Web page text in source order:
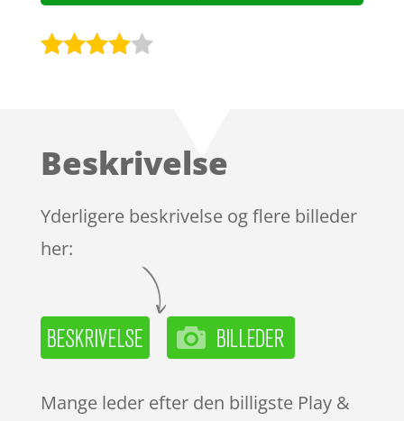
på
ømmels
er
Beskrivelse
Yderligere beskrivelse og flere billeder
her:
Mange leder efter den billigste Play &